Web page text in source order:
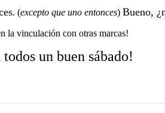
. (excepto que uno entonces) Bueno,
la vinculación con otras marcas!
todos un buen sábado!